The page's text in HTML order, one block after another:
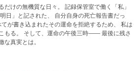
日々。 記録保管室で働く「私」
日」と記された、 自分自身の死亡報告書だっ
—— 最後に残さ
な真実とは。